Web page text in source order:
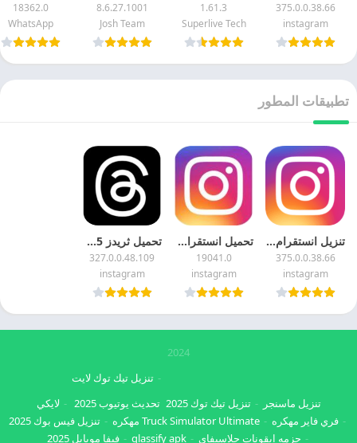
375.0.0.38.66
instagram
1.61.3
Superlive Tech
8.6.27.1001
Josh Team
18362.0
WhatsApp
تطبيقات المطور
تنزيل انستقرام 2026 Instagram APK اخر اصدار
375.0.0.38.66
instagram
تحميل انستقرام للكمبيوتر 2025 Instagram For PC اخر اصدار
19041.0
instagram
تحميل ثريدز 2025 Threads An Instagram App اخر اصدار
327.0.0.48.109
instagram
2024
تنزيل ماسنجر تنزيل تيك توك 2025
تنزيل تيك توك لايت
تحديث يوتيوب 2025
لايكي
فري فاير مهكره
Truck Simulator Ultimate مهكره
تنزيل فيس بوك 2025
حزمه ايقونات جلاسيفاي
glassify apk فيفا موبايل 2025